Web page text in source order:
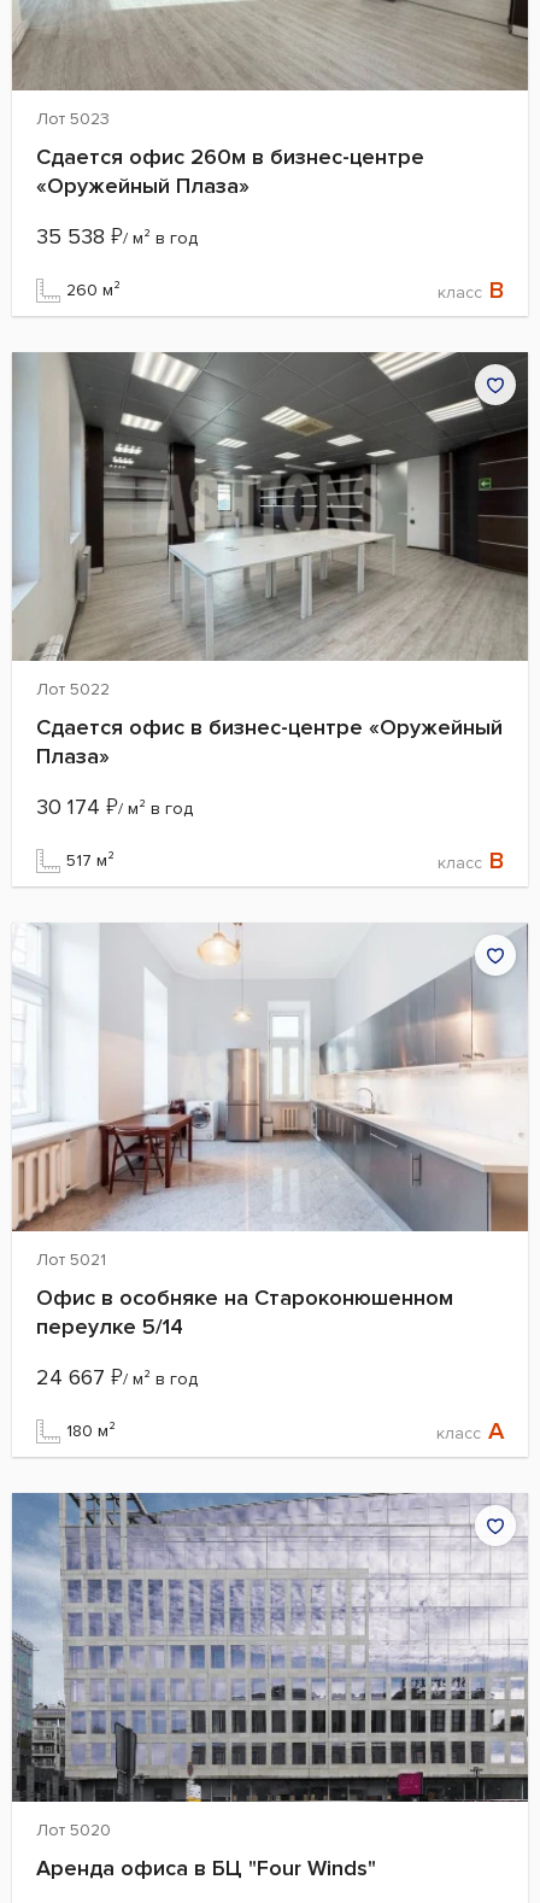
Лот 5023
Сдается офис 260м в бизнес-центре
«Оружейный Плаза»
35 538 ₽/ м² в год
260 м² класс B
Лот 5022
Сдается офис в бизнес-центре «Оружейный
Плаза»
30 174 ₽/ м² в год
517 м² класс B
Лот 5021
Офис в особняке на Староконюшенном
переулке 5/14
24 667 ₽/ м² в год
180 м² класс A
Лот 5020
Аренда офиса в БЦ "Four Winds"